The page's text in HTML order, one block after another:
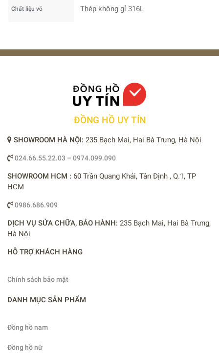
Chất liệu vỏ Thép không gỉ 316L
ĐỒNG HỒ UY TÍN
SHOWROOM HÀ NỘI: 235 Bạch Mai, Hai Bà Trưng, Hà Nội
024.66.55.22.03 – 0974.099.090
SHOWROOM HCM : 60 Trần Quang Khải, Tân Định , Q.1, TP
HCM
0986.686.909
DỊCH VỤ SỬA CHỮA, BẢO HÀNH: 235 Bạch Mai, Hai Bà Trưng,
Hà Nội
HỖ TRỢ KHÁCH HÀNG
Chính sách bảo mật
DANH MỤC SẢN PHẨM
Đồng hồ nam
Đồng hồ nữ